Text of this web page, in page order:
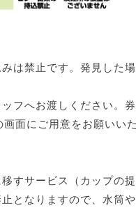
は禁止です。発見した
フへお渡しください。
面にご用意をお願いいた
すサービス（カップの
となりますので、水筒